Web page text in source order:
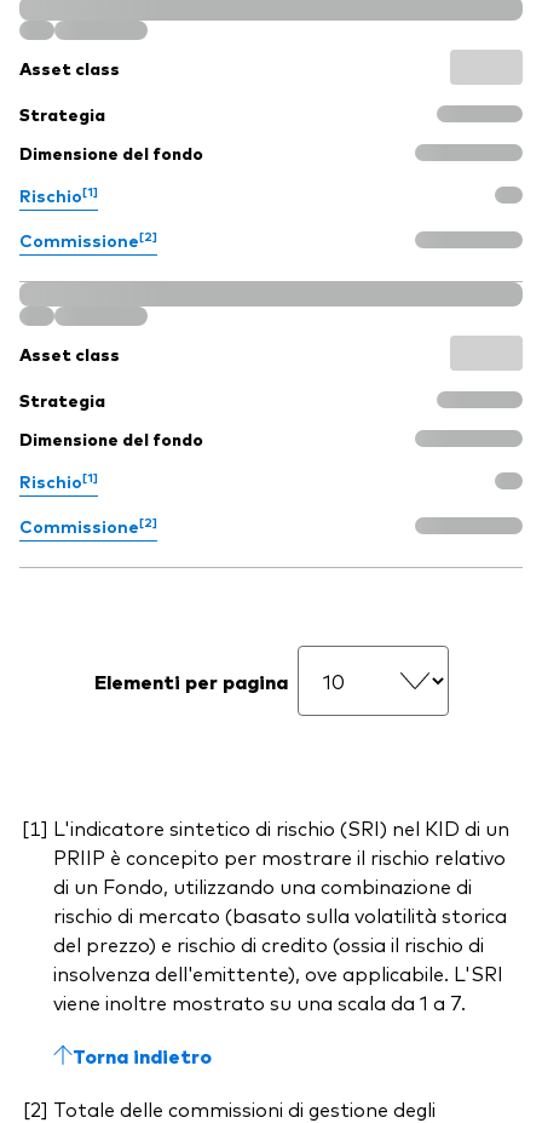
Asset class
Strategia
Dimensione del fondo
Rischio[1]
Commissione[2]
Asset class
Strategia
Dimensione del fondo
Rischio[1]
Commissione[2]
Elementi per pagina
L'indicatore sintetico di rischio (SRI) nel KID di un
PRIIP è concepito per mostrare il rischio relativo
di un Fondo, utilizzando una combinazione di
rischio di mercato (basato sulla volatilità storica
del prezzo) e rischio di credito (ossia il rischio di
insolvenza dell'emittente), ove applicabile. L'SRI
viene inoltre mostrato su una scala da 1 a 7.
Torna indietro
Totale delle commissioni di gestione degli